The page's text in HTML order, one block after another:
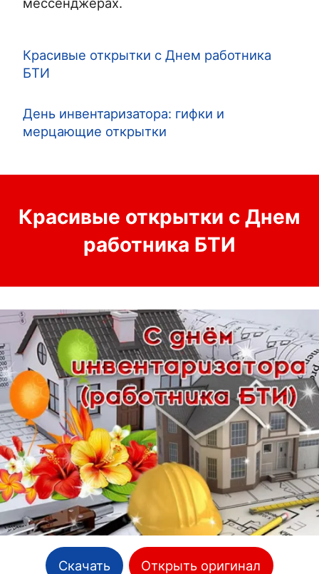
мессенджерах.
Красивые открытки с Днем работника
БТИ
День инвентаризатора: гифки и
мерцающие открытки
Красивые открытки с Днем
работника БТИ
Скачать Открыть оригинал